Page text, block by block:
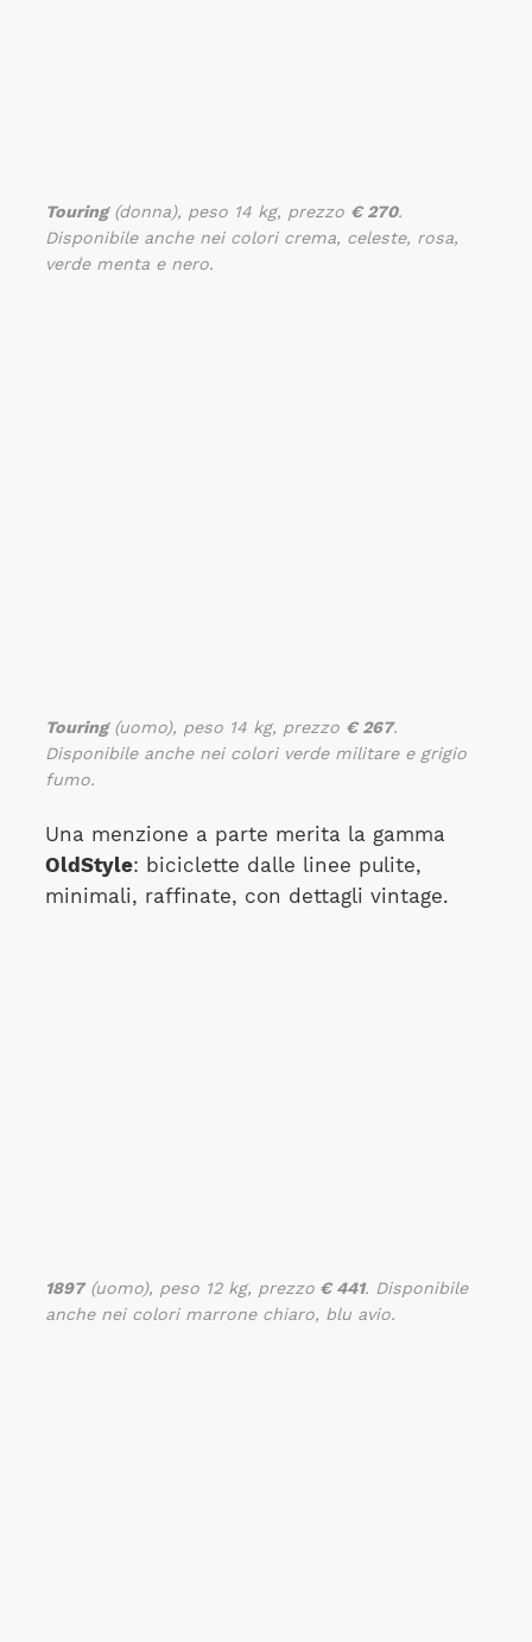
Touring(donna), peso 14 kg, prezzo € 270.
Disponibile anche nei colori crema, celeste, rosa,
verde menta e nero.
Touring(uomo), peso 14 kg, prezzo € 267.
Disponibile anche nei colori verde militare e grigio
fumo.
Una menzione a parte merita la gamma
OldStyle: biciclette dalle linee pulite,
minimali, raffinate, con dettagli vintage.
1897(uomo), peso 12 kg, prezzo€ 441. Disponibile
anche nei colori marrone chiaro, blu avio.